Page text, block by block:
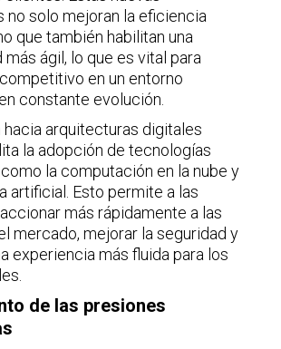
no solo mejoran la eficiencia
que también habilitan una
ágil, lo que es vital para
en un entorno
constante evolución.
hacia arquitecturas digitales
la adopción de tecnologías
la computación en la nube y
artificial. Esto permite a las
más rápidamente a las
mercado, mejorar la seguridad y
experiencia más fluida para los
de las presiones